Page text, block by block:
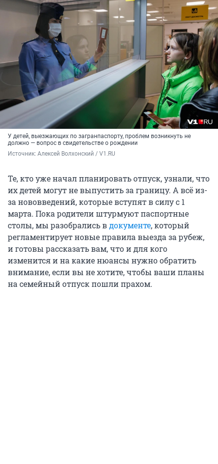
У детей, выезжающих по загранпаспорту, проблем возникнуть не
должно — вопрос в свидетельстве о рождении
Источник: Алексей Волхонский / V1.RU
Те, кто уже начал планировать отпуск, узнали, что
их детей могут не выпустить за границу. А всё из-
за нововведений, которые вступят в силу с 1
марта. Пока родители штурмуют паспортные
столы, мы разобрались вдокументе, который
регламентирует новые правила выезда за рубеж,
и готовы рассказать вам, что и для кого
изменится и на какие нюансы нужно обратить
внимание, если вы не хотите, чтобы ваши планы
на семейный отпуск пошли прахом.